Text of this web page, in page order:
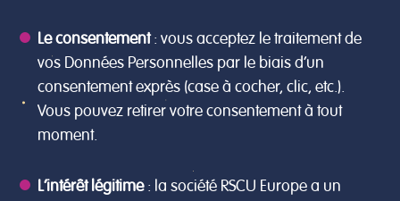
Le consentement: vous acceptez le traitement de
vos Données Personnelles par le biais d’un
consentement exprès (case à cocher, clic, etc.).
Vous pouvez retirer votre consentement à tout
moment.
L’intérêt légitime: la société RSCU Europe a un